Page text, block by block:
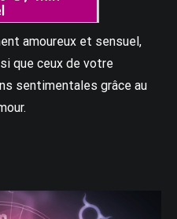
amoureux et sensuel,
que ceux de votre
sentimentales grâce au